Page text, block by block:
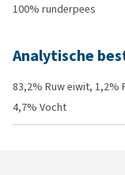
100% runderpees
Analytische
83,2% Ruw eiwit, 1,2%
4,7% Vocht